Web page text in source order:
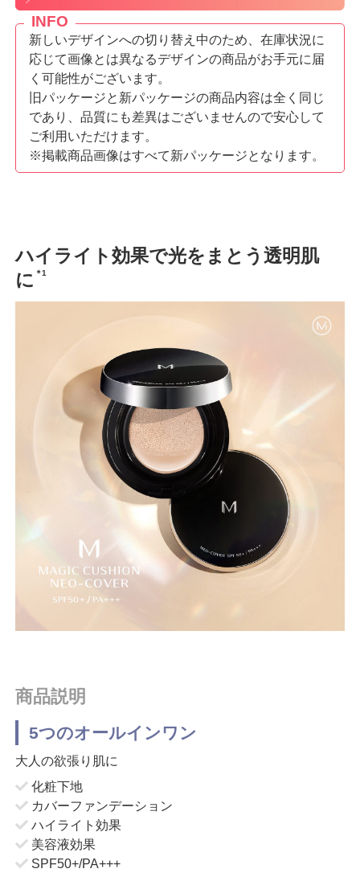
INFO
新しいデザインへの切り替え中のため、在庫状況に
応じて画像とは異なるデザインの商品がお手元に届
く可能性がございます。
旧パッケージと新パッケージの商品内容は全く同じ
であり、品質にも差異はございませんので安心して
ご利用いただけます。
※掲載商品画像はすべて新パッケージとなります。
ハイライト効果で光をまとう透明肌
に ＊1
商品説明
5つのオールインワン
大人の欲張り肌に
化粧下地
カバーファンデーション
ハイライト効果
美容液効果
SPF50+/PA+++